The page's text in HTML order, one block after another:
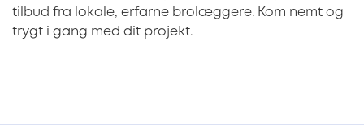
tilbud fra lokale, erfarne brolæggere. Kom nemt og
trygt i gang med dit projekt.